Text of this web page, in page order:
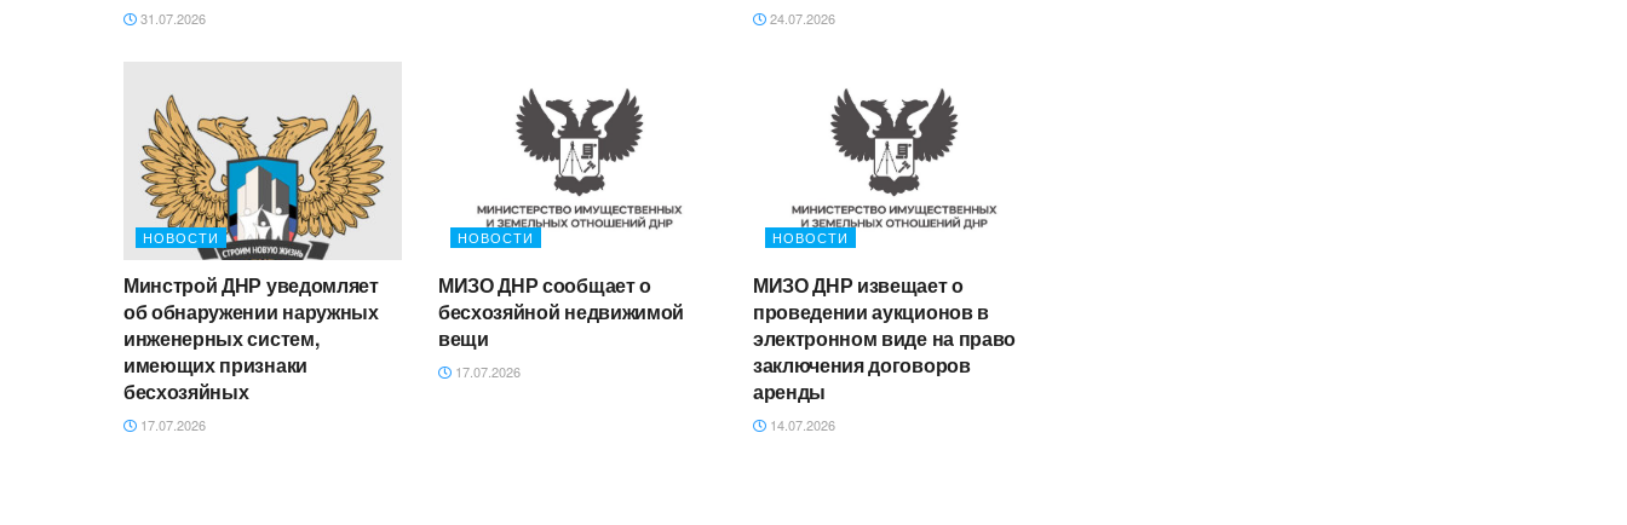
31.07.2026 24.07.2026
НОВОСТИ
Минстрой ДНР уведомляет
об обнаружении наружных
инженерных систем,
имеющих признаки
бесхозяйных
17.07.2026
НОВОСТИ
МИЗО ДНР сообщает о
бесхозяйной недвижимой
вещи
17.07.2026
НОВОСТИ
МИЗО ДНР извещает о
проведении аукционов в
электронном виде на право
заключения договоров
аренды
14.07.2026